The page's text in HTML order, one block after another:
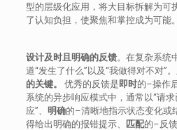
型的层级化应用，将大目标拆解为可
了认知负担，使聚焦和掌控成为可能。
设计及时且明确的反馈。在复杂系统
道“发生了什么”以及“我做得对不对”。
的关键。
优秀的反馈是 即时的–操作
系统的异步响应模式中，通常以“请
应”、 明确的–清晰地指示状态变化或
得给出明确的报错提示、
匹配的–反